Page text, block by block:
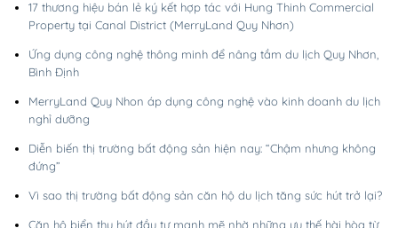
17 thương hiệu bán lẻ ký kết hợp tác với Hung Thinh Commercial
Property tại Canal District (MerryLand Quy Nhơn)
Ứng dụng công nghệ thông minh để nâng tầm du lịch Quy Nhơn,
Bình Định
MerryLand Quy Nhon áp dụng công nghệ vào kinh doanh du lịch
nghỉ dưỡng
Diễn biến thị trường bất động sản hiện nay: “Chậm nhưng không
đứng”
Vì sao thị trường bất động sản căn hộ du lịch tăng sức hút trở lại?
Căn hộ biển thu hút đầu tư mạnh mẽ nhờ những ưu thế hài hòa từ